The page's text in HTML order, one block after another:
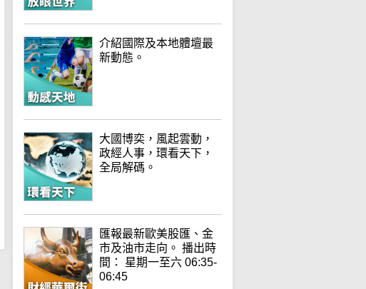
介紹國際及本地體壇最
新動態。
大國博奕，風起雲動，
政經人事，環看天下，
全局解碼。
匯報最新歐美股匯、金
市及油市走向。 播出時
間： 星期一至六 06:35-
06:45